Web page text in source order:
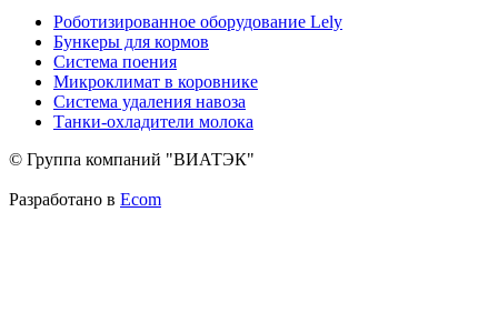
Роботизированное оборудование Lely
Бункеры для кормов
Система поения
Микроклимат в коровнике
Система удаления навоза
Танки-охладители молока
© Группа компаний "ВИАТЭК"
Разработано в Ecom